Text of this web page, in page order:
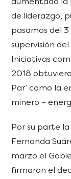
de liderazgo,
pasamos del
supervisión del
Iniciativas
2018
Par’ como la
minero –
Por su parte
Fernanda
marzo el
firmaron el